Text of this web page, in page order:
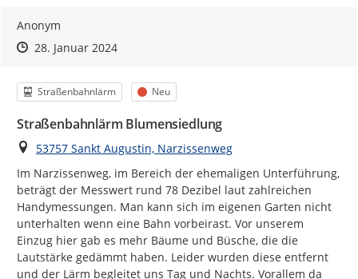
Verschieben oder vergrößern Sie den Kartenausschnitt
bei Bedarf
Markieren Sie einen Ort mit der Maus in der Karte oder
suchen Sie eine bestimmte Adresse, auf den / die sich
Ihr Hinweis bezieht
Anonym
Zeitpunkt des Erstellens
Zeitpunkt des Erstellens
28. Januar 2024Zur Äußerung
Kategorie
Straßenbahnlärm Status
Neu
Straßenbahnlärm Blumensiedlung
Ort
53757 Sankt Augustin, Narzissenweg
Im Narzissenweg, im Bereich der ehemaligen Unterführung,
beträgt der Messwert rund 78 Dezibel laut zahlreichen
Handymessungen. Man kann sich im eigenen Garten nicht
unterhalten wenn eine Bahn vorbeirast. Vor unserem
Einzug hier gab es mehr Bäume und Büsche, die die
Lautstärke gedämmt haben. Leider wurden diese entfernt
und der Lärm begleitet uns Tag und Nachts. Vorallem da